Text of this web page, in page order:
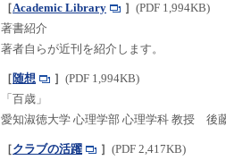
［Academic Library ］ (PDF 1,994KB)
著書紹介
著者自らが近刊を紹介します。
［ 随想 ］ (PDF 1,994KB)
「百歳」
愛知淑徳大学 心理学部 心理学科 教授 後
［クラブの活躍 ］ (PDF 2,417KB)